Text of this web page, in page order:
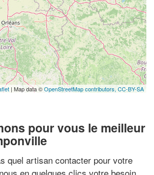
| Map data ©OpenStreetMap contributors, CC-BY-SA
pour vous le meilleur
quel artisan contacter pour votre
en quelques clics votre besoin